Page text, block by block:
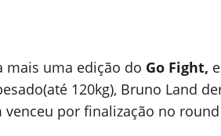
mais uma edição do Go Fight,
120kg), Bruno Land
por finalização no